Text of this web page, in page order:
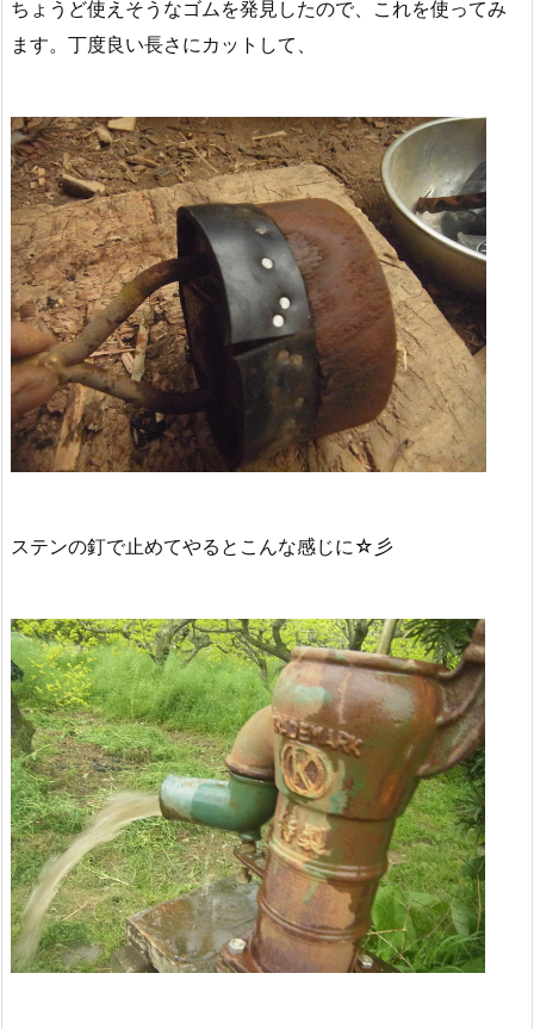
ちょうど使えそうなゴムを発見したので、これを使ってみ
ます。丁度良い長さにカットして、
ステンの釘で止めてやるとこんな感じに☆彡